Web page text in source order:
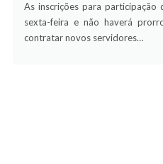
As inscrições para participação
sexta-feira e não haverá
contratar novos servidores…